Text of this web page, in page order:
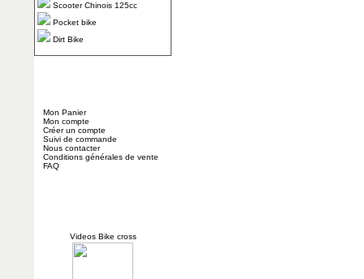
Scooter Chinois 125cc
Pocket bike
Dirt Bike
Mon Panier
Mon compte
Créer un compte
Suivi de commande
Nous contacter
Conditions générales de vente
FAQ
Videos Bike cross